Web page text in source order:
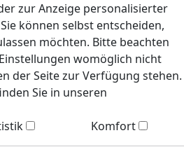
zur Anzeige personalisierter
können selbst entscheiden,
möchten. Bitte beachten
womöglich nicht
der Seite zur Verfügung stehen.
Sie in unseren
Komfort